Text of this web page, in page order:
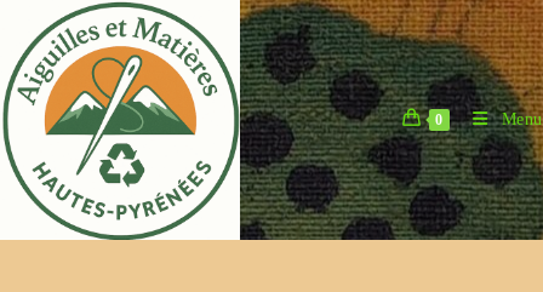
content
0 Menu